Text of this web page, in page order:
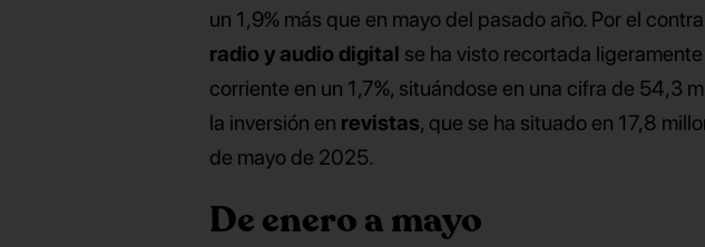
un 1,9% más que en mayo del pasado año. Por el
radio y audio digital se ha visto recortada
corriente en un 1,7%, situándose en una cifra de 54,3
la inversión en revistas, que se ha situado en 17,8
de mayo de 2025.
De enero a mayo